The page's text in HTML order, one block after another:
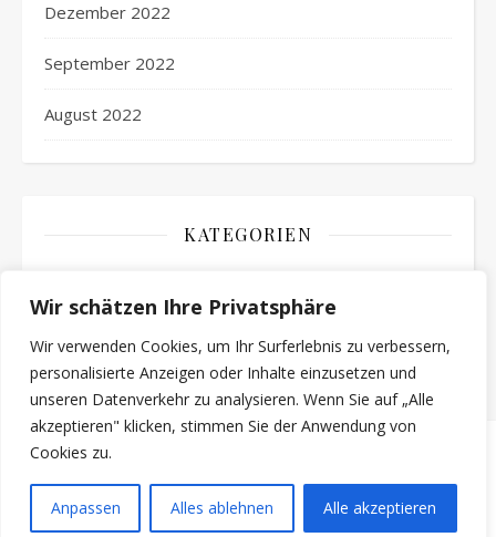
Wir schätzen Ihre Privatsphäre
Wir verwenden Cookies, um Ihr Surferlebnis zu verbessern,
personalisierte Anzeigen oder Inhalte einzusetzen und
unseren Datenverkehr zu analysieren. Wenn Sie auf „Alle
akzeptieren" klicken, stimmen Sie der Anwendung von
Cookies zu.
Anpassen Alles ablehnen Alle akzeptieren
Dezember 2022
September 2022
August 2022
KATEGORIEN
Veranstaltungen
Impressum Datenschutzerklärung
Ashe Theme vonWP
Royal.